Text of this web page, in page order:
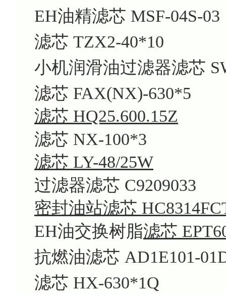
EH油精滤芯 MSF-04S-03
滤芯 TZX2-40*10
小机润滑油过滤器滤芯
滤芯 FAX(NX)-630*5
滤芯 HQ25.600.15Z
滤芯 NX-100*3
滤芯 LY-48/25W
过滤器滤芯 C9209033
密封油站滤芯
EH油交换树脂滤芯
抗燃油滤芯 AD1E101-
滤芯 HX-630*1Q